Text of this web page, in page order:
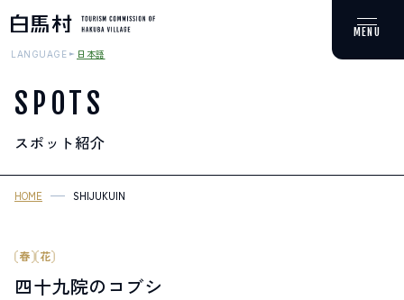
MOUNTAIN & TREKKING
登山・トレッキング
スキー場
LANGUAGE 日本語
SPOTS
スポット紹介
HOME SHIJUKUIN
春 花
四十九院のコブシ